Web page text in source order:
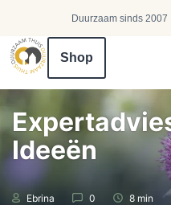
Duurzaam sinds 2007
Shop
Ideeën
Ebrina 0 8 min